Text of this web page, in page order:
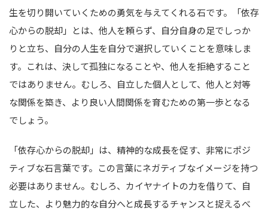
生を切り開いていくための勇気を与えてくれる石です。「依存
心からの脱却」とは、他人を頼らず、自分自身の足でしっか
りと立ち、自分の人生を自分で選択していくことを意味しま
す。これは、決して孤独になることや、他人を拒絶すること
ではありません。むしろ、自立した個人として、他人と対等
な関係を築き、より良い人間関係を育むための第一歩となる
でしょう。
「依存心からの脱却」は、精神的な成長を促す、非常にポジ
ティブな石言葉です。この言葉にネガティブなイメージを持つ
必要はありません。むしろ、カイヤナイトの力を借りて、自
立した、より魅力的な自分へと成長するチャンスと捉えるべ